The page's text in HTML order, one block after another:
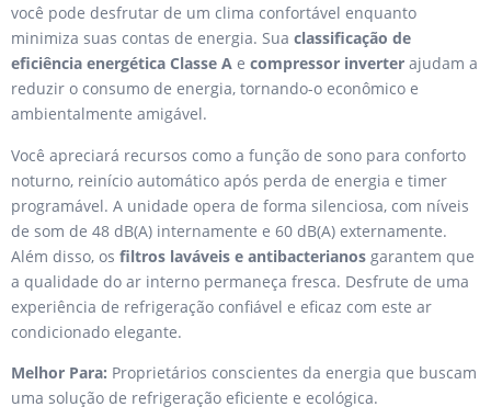
você pode desfrutar de um clima confortável enquanto
minimiza suas contas de energia. Sua classificação de
eficiência energética Classe A e compressor inverter ajudam a
reduzir o consumo de energia, tornando-o econômico e
ambientalmente amigável.
Você apreciará recursos como a função de sono para conforto
noturno, reinício automático após perda de energia e timer
programável. A unidade opera de forma silenciosa, com níveis
de som de 48 dB(A) internamente e 60 dB(A) externamente.
Além disso, os filtros laváveis e antibacterianos garantem que
a qualidade do ar interno permaneça fresca. Desfrute de uma
experiência de refrigeração confiável e eficaz com este ar
condicionado elegante.
Melhor Para: Proprietários conscientes da energia que buscam
uma solução de refrigeração eficiente e ecológica.